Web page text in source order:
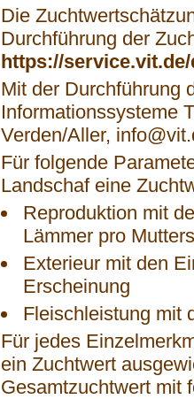
Die
Durchführung der
https://
Mit der Durchführung
Informationssysteme
Verden/Aller,
Für folgende
Landschaf eine
Reproduktion mit
Lämmer pro
Exterieur mit den
Erscheinung
Fleischleistung mit
Für jedes
ein Zuchtwert
Gesamtzuchtwert mit